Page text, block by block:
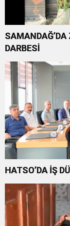
DARBESİ
HATSO’DA İŞ